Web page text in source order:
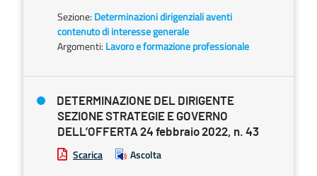
Sezione: Determinazioni dirigenziali aventi
contenuto di interesse generale
Argomenti: Lavoro e formazione professionale
DETERMINAZIONE DEL DIRIGENTE
SEZIONE STRATEGIE E GOVERNO
DELL’OFFERTA 24 febbraio 2022, n. 43
Scarica Ascolta